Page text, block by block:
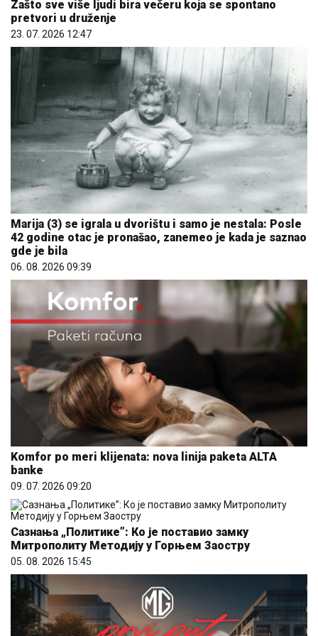
Zašto sve više ljudi bira večeru koja se spontano
pretvori u druženje
23. 07. 2026 12:47
Marija (3) se igrala u dvorištu i samo je nestala: Posle
42 godine otac je pronašao, zanemeo je kada je saznao
gde je bila
06. 08. 2026 09:39
Komfor po meri klijenata: nova linija paketa ALTA
banke
09. 07. 2026 09:20
Сазнања „Политике”: Ко је поставио замку
Митрополиту Методију у Горњем Заостру
05. 08. 2026 15:45